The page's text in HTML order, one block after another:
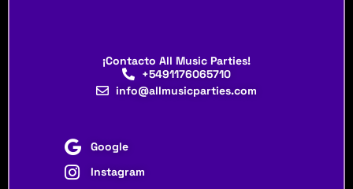
¡Contacto All Music Parties!
+5491176065710
info@allmusicparties.com
Google
Instagram